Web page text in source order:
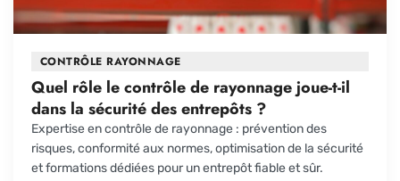
CONTRÔLE RAYONNAGE
Quel rôle le contrôle de rayonnage joue-t-il
dans la sécurité des entrepôts ?
Expertise en contrôle de rayonnage : prévention des
risques, conformité aux normes, optimisation de la sécurité
et formations dédiées pour un entrepôt fiable et sûr.